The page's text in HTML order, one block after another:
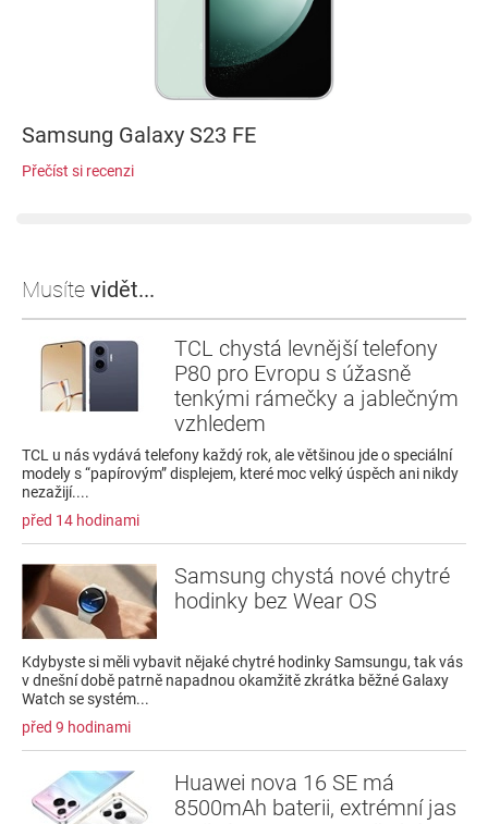
Samsung Galaxy S23 FE
Přečíst si recenzi
Musíte vidět...
TCL chystá levnější telefony
P80 pro Evropu s úžasně
tenkými rámečky a jablečným
vzhledem
TCL u nás vydává telefony každý rok, ale většinou jde o speciální
modely s “papírovým” displejem, které moc velký úspěch ani nikdy
nezažijí....
před 14 hodinami
Samsung chystá nové chytré
hodinky bez Wear OS
Kdybyste si měli vybavit nějaké chytré hodinky Samsungu, tak vás
v dnešní době patrně napadnou okamžitě zkrátka běžné Galaxy
Watch se systém...
před 9 hodinami
Huawei nova 16 SE má
8500mAh baterii, extrémní jas